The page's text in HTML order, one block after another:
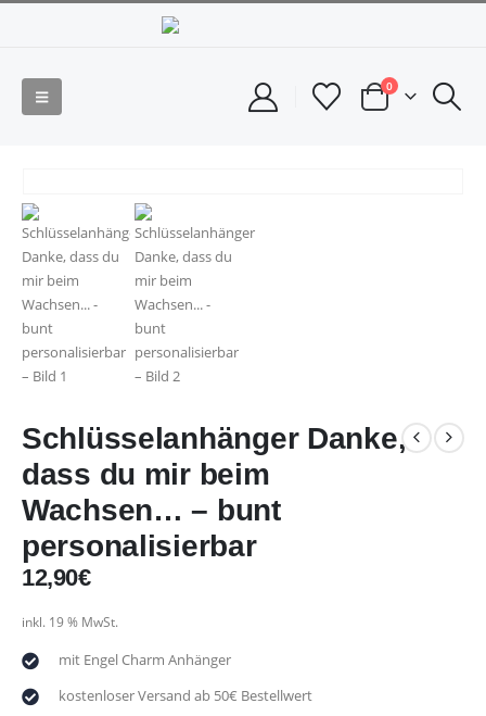
0
Schlüsselanhänger Danke,
dass du mir beim
Wachsen… – bunt
personalisierbar
12,90€
inkl. 19 % MwSt.
mit Engel Charm Anhänger
kostenloser Versand ab 50€ Bestellwert